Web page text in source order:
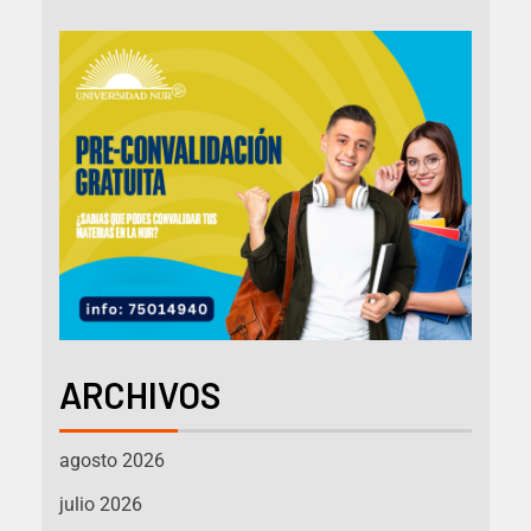
ARCHIVOS
agosto 2026
julio 2026